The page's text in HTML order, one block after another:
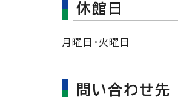
休館日
月曜日・火曜日
問い合わせ先